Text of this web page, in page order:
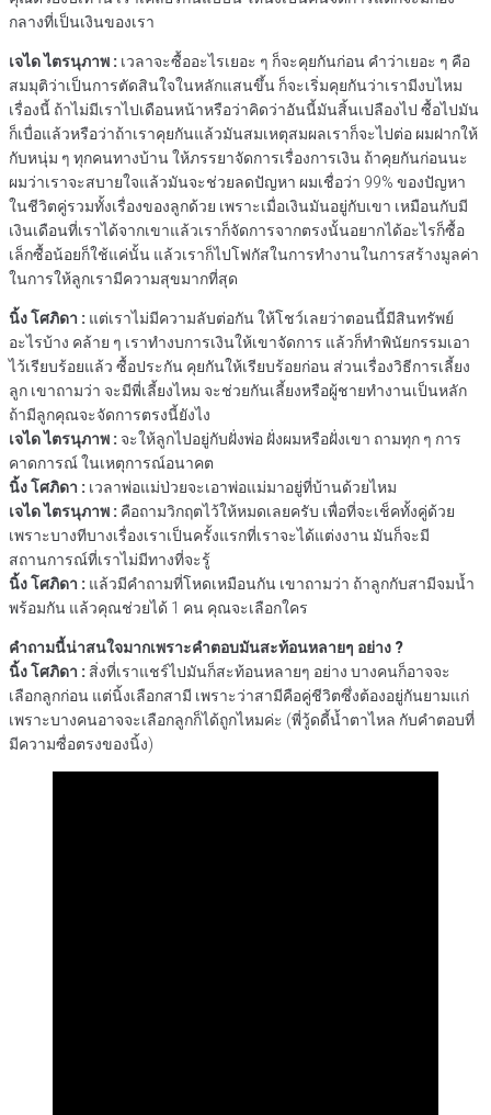
กลางที่เป็นเงินของเรา
เจได ไตรนุภาพ : เวลาจะซื้ออะไรเยอะ ๆ ก็จะคุยกันก่อน คำว่าเยอะ ๆ คือ
สมมุติว่าเป็นการตัดสินใจในหลักแสนขึ้น ก็จะเริ่มคุยกันว่าเรามีงบไหม
เรื่องนี้ ถ้าไม่มีเราไปเดือนหน้าหรือว่าคิดว่าอันนี้มันสิ้นเปลืองไป ซื้อไปมัน
ก็เบื่อแล้วหรือว่าถ้าเราคุยกันแล้วมันสมเหตุสมผลเราก็จะไปต่อ ผมฝากให้
กับหนุ่ม ๆ ทุกคนทางบ้าน ให้ภรรยาจัดการเรื่องการเงิน ถ้าคุยกันก่อนนะ
ผมว่าเราจะสบายใจแล้วมันจะช่วยลดปัญหา ผมเชื่อว่า 99% ของปัญหา
ในชีวิตคู่รวมทั้งเรื่องของลูกด้วย เพราะเมื่อเงินมันอยู่กับเขา เหมือนกับมี
เงินเดือนที่เราได้จากเขาแล้วเราก็จัดการจากตรงนั้นอยากได้อะไรก็ซื้อ
เล็กซื้อน้อยก็ใช้แค่นั้น แล้วเราก็ไปโฟกัสในการทำงานในการสร้างมูลค่า
ในการให้ลูกเรามีความสุขมากที่สุด
นิ้ง โศภิดา : แต่เราไม่มีความลับต่อกัน ให้โชว์เลยว่าตอนนี้มีสินทรัพย์
อะไรบ้าง คล้าย ๆ เราทำงบการเงินให้เขาจัดการ แล้วก็ทำพินัยกรรมเอา
ไว้เรียบร้อยแล้ว ซื้อประกัน คุยกันให้เรียบร้อยก่อน ส่วนเรื่องวิธีการเลี้ยง
ลูก เขาถามว่า จะมีพี่เลี้ยงไหม จะช่วยกันเลี้ยงหรือผู้ชายทำงานเป็นหลัก
ถ้ามีลูกคุณจะจัดการตรงนี้ยังไง
เจได ไตรนุภาพ : จะให้ลูกไปอยู่กับฝั่งพ่อ ฝั่งผมหรือฝั่งเขา ถามทุก ๆ การ
คาดการณ์ ในเหตุการณ์อนาคต
นิ้ง โศภิดา : เวลาพ่อแม่ป่วยจะเอาพ่อแม่มาอยู่ที่บ้านด้วยไหม
เจได ไตรนุภาพ : คือถามวิกฤตไว้ให้หมดเลยครับ เพื่อที่จะเช็คทั้งคู่ด้วย
เพราะบางทีบางเรื่องเราเป็นครั้งแรกที่เราจะได้แต่งงาน มันก็จะมี
สถานการณ์ที่เราไม่มีทางที่จะรู้
นิ้ง โศภิดา : แล้วมีคำถามที่โหดเหมือนกัน เขาถามว่า ถ้าลูกกับสามีจมน้ำ
พร้อมกัน แล้วคุณช่วยได้ 1 คน คุณจะเลือกใคร
คำถามนี้น่าสนใจมากเพราะคำตอบมันสะท้อนหลายๆ อย่าง ?
นิ้ง โศภิดา : สิ่งที่เราแชร์ไปมันก็สะท้อนหลายๆ อย่าง บางคนก็อาจจะ
เลือกลูกก่อน แต่นิ้งเลือกสามี เพราะว่าสามีคือคู่ชีวิตซึ่งต้องอยู่กันยามแก่
เพราะบางคนอาจจะเลือกลูกก็ได้ถูกไหมค่ะ (พี่วู้ดดี้น้ำตาไหล กับคำตอบที่
มีความซื่อตรงของนิ้ง)